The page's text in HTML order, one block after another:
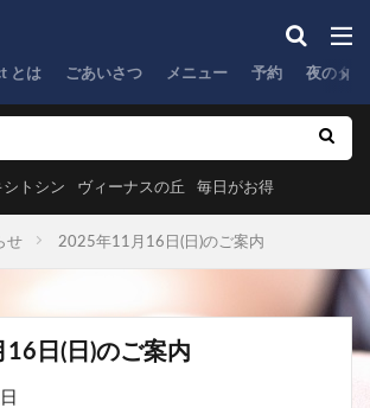
とは ごあいさつ メニュー 予約 夜のタ
シトシン ヴィーナスの丘 毎日がお得
せ 2025年11月16日(日)のご案内
日(日)のご案内